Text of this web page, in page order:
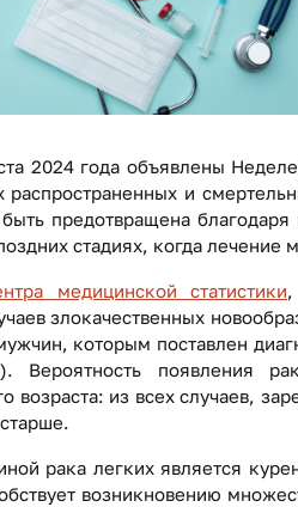
2024 года объявлены
распространенных и
предотвращена
стадиях, когда лечение
медицинской статистики,
злокачественных
которым поставлен
Вероятность появления
возраста: из всех случаев,
рака легких является
возникновению